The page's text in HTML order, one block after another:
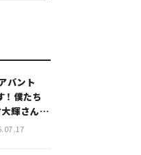
バント
！ 僕たち
輝さん
之の